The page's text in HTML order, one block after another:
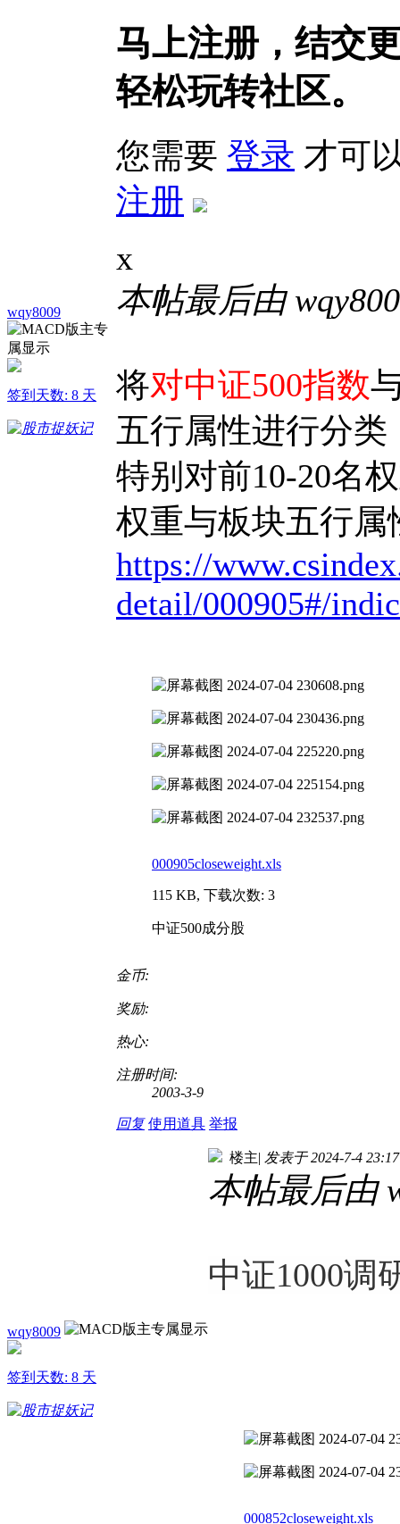
wqy8009
签到天数: 8 天
马上注册，结交
轻松玩转社区。
您需要 登录 才可
注册
x
本帖最后由
将对中证500指数
五行属性进行分类
特别对前10-20名
权重与板块五行
https://
detail/000905#/
000905closeweight.xls
115 KB, 下载次数: 3
中证500成分股
金币:
奖励:
热心:
注册时间:
2003-3-9
回复 使用道具 举报
wqy8009
签到天数: 8 天
楼主| 发表于 2024-7-4 23:17
本帖最后由
中证1000调
000852closeweight.xls